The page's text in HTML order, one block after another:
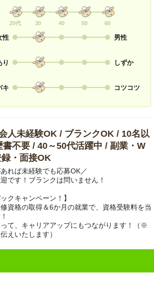
20代 30 40 50 60
性 男性
り しずか
キ コツコツ
人未経験OK / ブランクOK / 10名以
書不要 / 40～50代活躍中 / 副業・W
・面接OK
れば未経験でも応募OK／
です！ブランクは問いません！
クキャンペーン！】
資格の取得＆6か月の就業で、資格受験料を当
て、キャリアアップにもつながります！（※
えいたします）